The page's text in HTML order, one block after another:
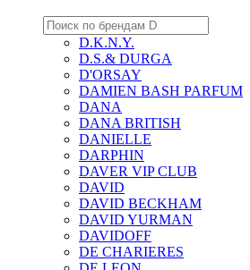
D.K.N.Y.
D.S.& DURGA
D'ORSAY
DAMIEN BASH PARFUM
DANA
DANA BRITISH
DANIELLE
DARPHIN
DAVER VIP CLUB
DAVID
DAVID BECKHAM
DAVID YURMAN
DAVIDOFF
DE CHARIERES